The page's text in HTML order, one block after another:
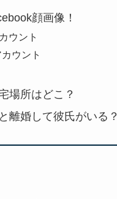
顔画像！
ウント
ウント
場所はどこ？
離婚して彼氏がいる？